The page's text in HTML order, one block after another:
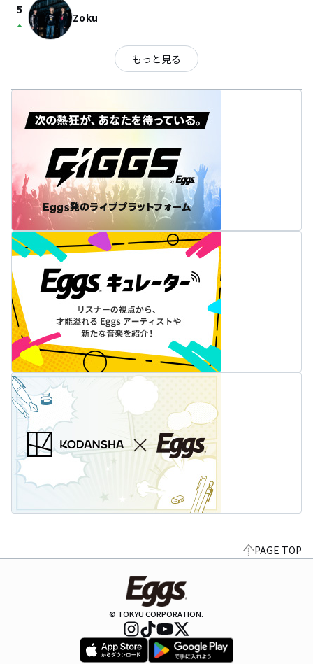
5
arrow_drop_up Zoku
もっと見る
PAGE TOP
© TOKYU CORPORATION.